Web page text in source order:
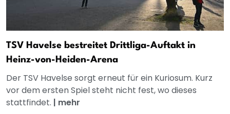
TSV Havelse bestreitet Drittliga-Auftakt in
Heinz-von-Heiden-Arena
Der TSV Havelse sorgt erneut für ein Kuriosum. Kurz
vor dem ersten Spiel steht nicht fest, wo dieses
stattfindet. | mehr